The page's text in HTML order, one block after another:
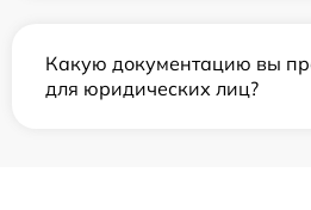
Какую документацию вы
для юридических лиц?